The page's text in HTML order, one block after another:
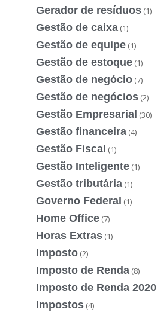
Gerador de resíduos (1)
Gestão de caixa (1)
Gestão de equipe (1)
Gestão de estoque (1)
Gestão de negócio (7)
Gestão de negócios (2)
Gestão Empresarial (30)
Gestão financeira (4)
Gestão Fiscal (1)
Gestão Inteligente (1)
Gestão tributária (1)
Governo Federal (1)
Home Office (7)
Horas Extras (1)
Imposto (2)
Imposto de Renda (8)
Imposto de Renda 2020
Impostos (4)